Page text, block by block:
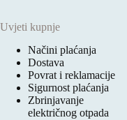
Uvjeti kupnje
Načini plaćanja
Dostava
Povrat i reklamacije
Sigurnost plaćanja
Zbrinjavanje
električnog otpada